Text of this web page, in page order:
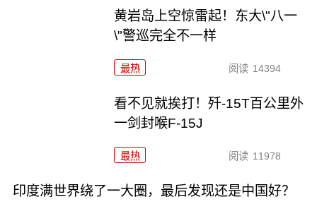
黄岩岛上空惊雷起！东大\"八一
\"警巡完全不一样
最热 阅读 14394
看不见就挨打！歼-15T百公里外
一剑封喉F-15J
最热 阅读 11978
印度满世界绕了一大圈，最后发现还是中国好？